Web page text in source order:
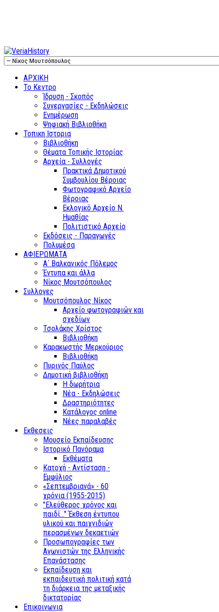
ΑΡΧΙΚΗ
Το Κεντρο
Ίδρυση - Σκοπός
Συνεργασίες - Εκδηλώσεις
Ενημέρωση
Ψηφιακή Βιβλιοθήκη
Τοπικη Ιστορια
Βιβλιοθήκη
Θέματα Τοπικής Ιστορίας
Αρχεία - Συλλογές
Πρακτικά Δημοτικού
Συμβουλίου Βέροιας
Φωτογραφικό Αρχείο
Βέροιας
Εκλογικό Αρχείο Ν.
Ημαθίας
Πολιτιστικό Αρχείο
Εκδόσεις - Παραγωγές
Πολυμέσα
ΑΦΙΕΡΩΜΑΤΑ
Α΄ Βαλκανικός Πόλεμος
Έντυπα και άλλα
Νίκος Μουτσόπουλος
Συλλογες
Μουτσόπουλος Νίκος
Αρχείο φωτογραφιών και
σχεδίων
Τσολάκης Χρίστος
Βιβλιοθήκη
Καρακωστής Μερκούριος
Βιβλιοθήκη
Πυρινός Παύλος
Δημοτική βιβλιοθήκη
Η δωρήτρια
Νέα - Εκδηλώσεις
Δραστηριότητες
Κατάλογος online
Νέες παραλαβές
Εκθεσεις
Μουσείο Εκπαίδευσης
Ιστορικό Πανόραμα
Εκθέματα
Κατοχή - Αντίσταση -
Εμφύλιος
«Σεπτεμβριανά» - 60
χρόνια (1955-2015)
"Ελεύθερος χρόνος και
παιδί..." Έκθεση έντυπου
υλικού και παιχνιδιών
περασμένων δεκαετιών
Προσωπογραφίες των
Αγωνιστών της Ελληνικής
Επανάστασης
Εκπαίδευση και
εκπαιδευτική πολιτική κατά
τη διάρκεια της μεταξικής
δικτατορίας
Επικοινωνια